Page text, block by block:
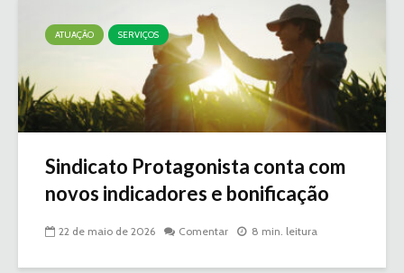
ATUAÇÃO SERVIÇOS
Sindicato Protagonista conta com
novos indicadores e bonificação
22 de maio de 2026 Comentar 8 min. leitura